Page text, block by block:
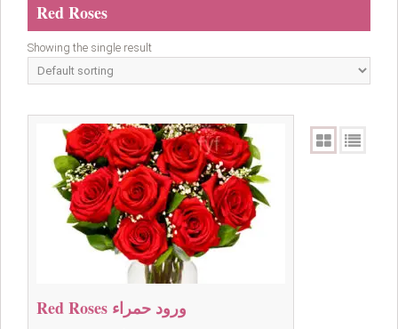
Red Roses
Showing the single result
Red Roses ورود حمراء